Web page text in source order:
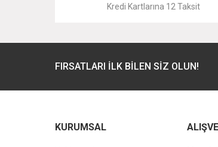
Ürün fiyatı diğer sitelerden daha pahalı.
Kredi Kartlarına 12 Taksit
FIRSATLARI İLK BİLEN SİZ OLUN!
KURUMSAL